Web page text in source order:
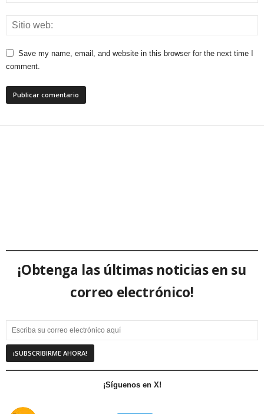
Save my name, email, and website in this browser for the next time I
comment.
¡Obtenga las últimas noticias en su
correo electrónico!
¡Síguenos en X!